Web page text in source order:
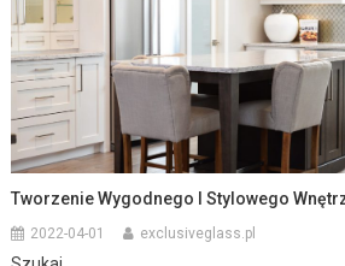
Tworzenie Wygodnego I Stylowego
2022-04-01 exclusiveglass.pl